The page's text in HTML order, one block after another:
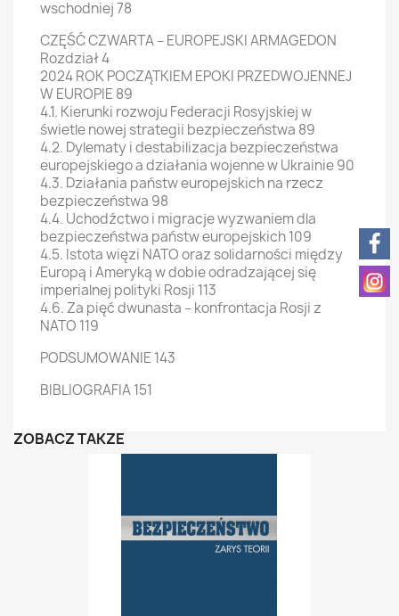
wschodniej 78
CZĘŚĆ CZWARTA – EUROPEJSKI ARMAGEDON
Rozdział 4
2024 ROK POCZĄTKIEM EPOKI PRZEDWOJENNEJ
W EUROPIE 89
4.1. Kierunki rozwoju Federacji Rosyjskiej w
świetle nowej strategii bezpieczeństwa 89
4.2. Dylematy i destabilizacja bezpieczeństwa
europejskiego a działania wojenne w Ukrainie 90
4.3. Działania państw europejskich na rzecz
bezpieczeństwa 98
4.4. Uchodźctwo i migracje wyzwaniem dla
bezpieczeństwa państw europejskich 109
4.5. Istota więzi NATO oraz solidarności między
Europą i Ameryką w dobie odradzającej się
imperialnej polityki Rosji 113
4.6. Za pięć dwunasta – konfrontacja Rosji z
NATO 119
PODSUMOWANIE 143
BIBLIOGRAFIA 151
ZOBACZ TAKŻE